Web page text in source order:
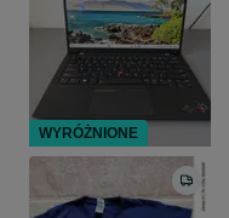
WYRÓŻNIONE